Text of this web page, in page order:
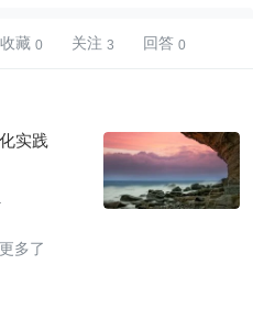
收藏 关注 回答
实践
多了